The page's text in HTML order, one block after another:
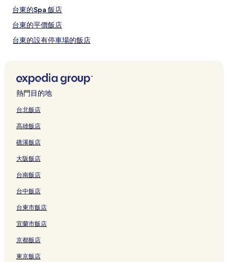
可
受
制。
谷中銀座商店街
台東的Spa 飯店
台東的平價飯店
台東的設有停車場的飯店
日暮里布料街附近的平價飯店
千代田的飯店式公寓
千代田的出租公寓
合羽橋道具街的飯店式公寓
合羽橋道具街的青年旅館
合羽橋道具街的旅館
板橋的青年旅館
板橋的出租公寓
北的青年旅館
墨田的旅館
熱門目的地
台北飯店
高雄飯店
礁溪飯店
大阪飯店
台南飯店
台中飯店
台東市飯店
宜蘭市飯店
京都飯店
東京飯店